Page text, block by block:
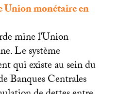
Union monétaire en
mine l’Union
Le système
qui existe au sein du
Banques Centrales